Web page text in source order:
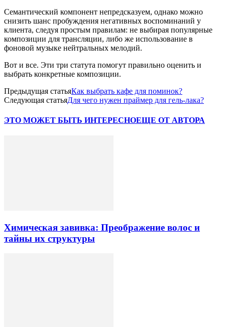
Семантический компонент непредсказуем, однако можно
снизить шанс пробуждения негативных воспоминаний у
клиента, следуя простым правилам: не выбирая популярные
композиции для трансляции, либо же использование в
фоновой музыке нейтральных мелодий.
Вот и все. Эти три статута помогут правильно оценить и
выбрать конкретные композиции.
Предыдущая статьяКак выбрать кафе для поминок?
Следующая статьяДля чего нужен праймер для гель-лака?
ЭТО МОЖЕТ БЫТЬ ИНТЕРЕСНОЕЩЕ ОТ АВТОРА
Химическая завивка: Преображение волос и
тайны их структуры